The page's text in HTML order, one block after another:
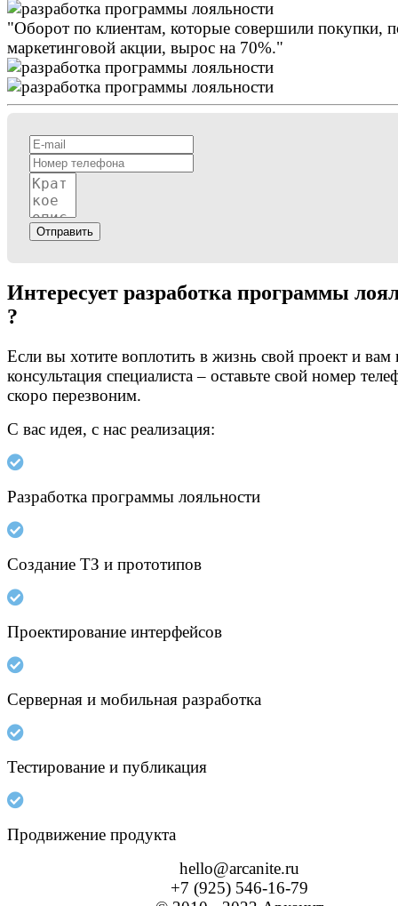
Оборот по клиентам, которые совершили покупки,
маркетинговой акции, вырос на 70%.
Отправить
Интересует разработка программы
?
Если вы хотите воплотить в жизнь свой проект и вам
консультация специалиста – оставьте свой номер
скоро перезвоним.
С вас идея, с нас реализация:
Разработка программы лояльности
Создание ТЗ и прототипов
Проектирование интерфейсов
Серверная и мобильная разработка
Тестирование и публикация
Продвижение продукта
hello@arcanite.ru
+7 (925) 546-16-79